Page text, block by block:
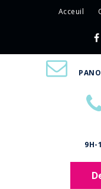
Acceuil
9H-